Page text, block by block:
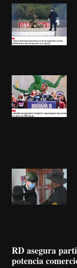
RD asegura
potencia